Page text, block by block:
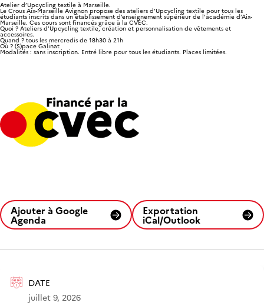
DATE
juillet 9, 2026
Atelier d’Upcycling textile à Marseille.
Le Crous Aix-Marseille Avignon propose des ateliers d’Upcycling textile pour tous les
étudiants inscrits dans un établissement d’enseignement supérieur de l’académie d’Aix-
Marseille. Ces cours sont financés grâce à la CVEC.
Quoi ? Ateliers d’Upcycling textile, création et personnalisation de vêtements et
accessoires.
Quand ? tous les mercredis de 18h30 à 21h
Où ? (S)pace Galinat
Modalités : sans inscription. Entré libre pour tous les étudiants. Places limitées.
Ajouter à Google
Agenda
Exportation
iCal/Outlook